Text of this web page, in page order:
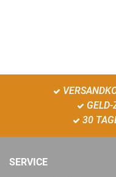
30
SERVICE